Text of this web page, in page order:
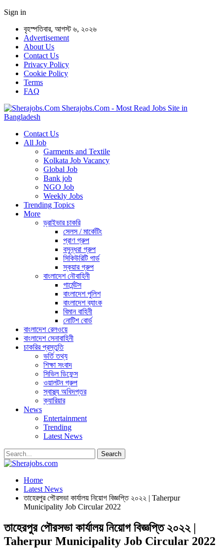
Sign in
বৃহস্পতিবার, আগস্ট ৬, ২০২৬
Advertisement
About Us
Contact Us
Privacy Policy
Cookie Policy
Terms
FAQ
Sherajobs.Com - Most Read Jobs Site in
Bangladesh
Contact Us
All Job
Garments and Textile
Kolkata Job Vacancy
Global Job
Bank job
NGO Job
Weekly Jobs
Trending Topics
More
ড্রাইভার চাকরি
সেলস / মার্কেটিং
প্রাণ গ্রুপ
বসুন্ধরা গ্রুপ
সিকিউরিটি গার্ড
স্কয়ার গ্রুপ
বাংলাদেশ নৌবাহিনী
গার্মেন্টস
বাংলাদেশ পুলিশ
বাংলাদেশ ব্যাংক
বিমান বাহিনী
নোটিশ বোর্ড
বাংলাদেশ রেলওয়ে
বাংলাদেশ সেনাবাহিনী
চাকরির প্রস্তুতি
ভর্তি তথ্য
শিক্ষা সংবাদ
সিভিল ডিফেন্স
ওয়ালটন গ্রুপ
স্বাস্থ্য অধিদপ্তর
ক্যারিয়ার
News
Entertainment
Trending
Latest News
Home
Latest News
তাহেরপুর পৌরসভা কার্যালয় নিয়োগ বিজ্ঞপ্তি ২০২২ | Taherpur
Municipality Job Circular 2022
তাহেরপুর পৌরসভা কার্যালয় নিয়োগ বিজ্ঞপ্তি ২০২২ |
Taherpur Municipality Job Circular 2022